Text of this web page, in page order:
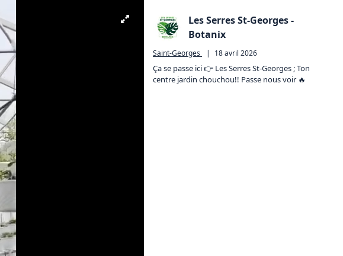
Les Serres St-Georges -
Botanix
Saint-Georges | 18 avril 2026
Ça se passe ici 👉 Les Serres St-Georges ; Ton
centre jardin chouchou!! Passe nous voir 🔥